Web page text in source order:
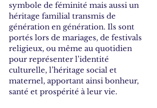
symbole de féminité mais aussi un
héritage familial transmis de
génération en génération. Ils sont
portés lors de mariages, de festivals
religieux, ou même au quotidien
pour représenter l’identité
culturelle, l’héritage social et
maternel, apportant ainsi bonheur,
santé et prospérité à leur vie.